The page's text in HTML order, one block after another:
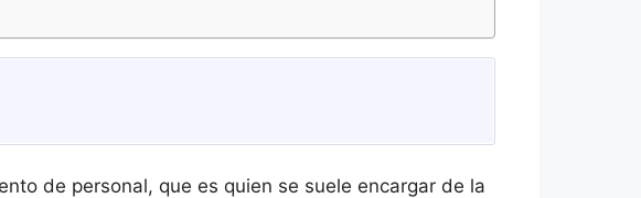
de personal, que es quien se suele encargar de la